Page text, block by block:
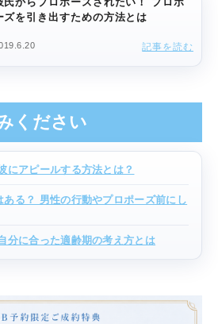
ズを引き出すための方法とは
記事を読む
ください
にアピールする方法とは？
る？ 男性の行動やプロポーズ前にし
分に合った適齢期の考え方とは